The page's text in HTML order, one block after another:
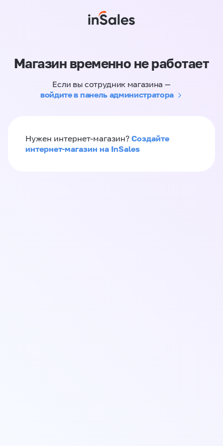
Магазин временно не работает
Если вы сотрудник магазина —
войдите в панель администратора
Нужен интернет-магазин? Создайте
интернет-магазин на InSales